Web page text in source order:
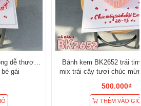
dễ thương
gái
Bánh kem BK2652 trái
mix trái cây tươi chúc
500.000₫
THÊM VÀO GIỎ